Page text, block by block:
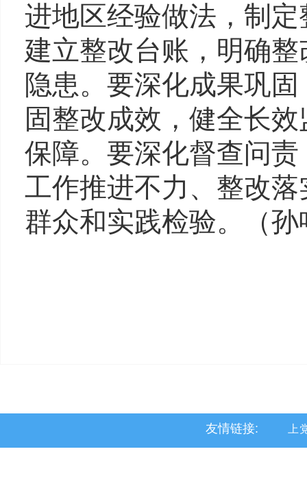
进地区经验做法，制
建立整改台账，明确
隐患。要深化成果巩
固整改成效，健全长
保障。要深化督查问
工作推进不力、整改
群众和实践检验。（孙
友情链接: 上